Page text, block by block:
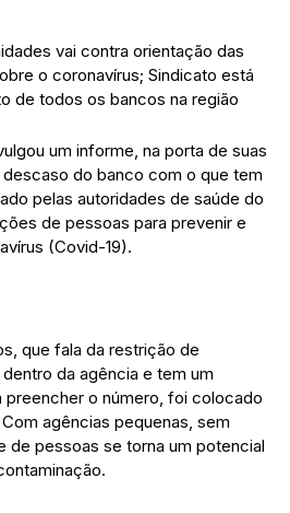
vai contra orientação das
o coronavírus; Sindicato está
de todos os bancos na região
um informe, na porta de suas
do banco com o que tem
pelas autoridades de saúde do
de pessoas para prevenir e
(Covid-19).
que fala da restrição de
da agência e tem um
o número, foi colocado
agências pequenas, sem
de pessoas se torna um potencial